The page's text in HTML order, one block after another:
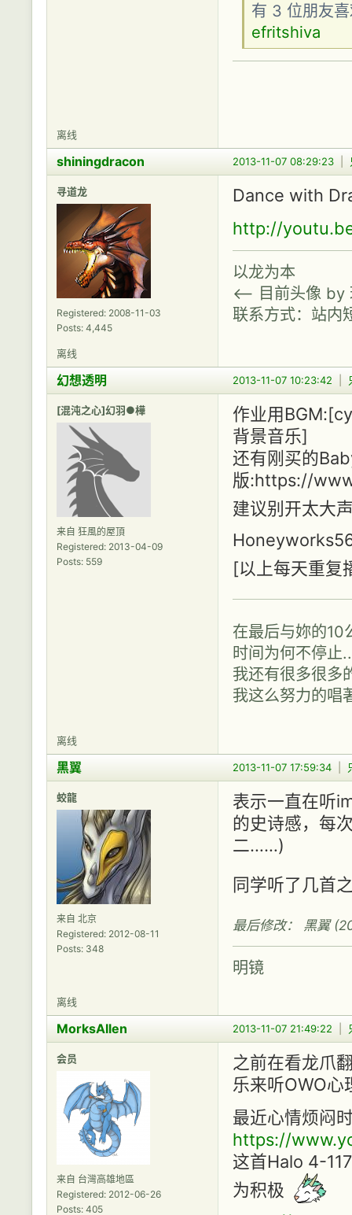
有 3 位朋友
efritshiva
离线
2013-11-07 08:29:23
shiningdracon
寻道龙
Registered: 2008-11-03
Posts: 4,445
Dance with
http://
以龙为本
<-- 目前头像 by
联系方式：站内
离线
2013-11-07 10:23:42
幻想透明
[混沌之心]幻羽●樺
来自 狂風的屋頂
Registered: 2013-04-09
Posts: 559
作业用
背景音乐]
还有刚买的
版:https://
建议别开太大
[以上每天重复
在最后与妳的10
时间为何不停止
我还有很多很多
我这么努力的唱
离线
2013-11-07 17:59:34
黑翼
蛟龍
来自 北京
Registered: 2012-08-11
Posts: 348
表示一直在听
的史诗感，每
二……)
同学听了几首
最后修改： 黑翼
明镜
离线
2013-11-07 21:49:22
MorksAllen
会员
来自 台灣高雄地區
Registered: 2012-06-26
Posts: 405
之前在看龙爪
乐来听OWO心
最近心情烦闷
https://
这首Halo 4-
为积极